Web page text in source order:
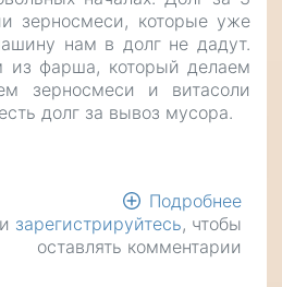
зерносмеси, которые уже
нам в долг не дадут.
из фарша, который делаем
зерносмеси и витасоли
долг за вывоз мусора.
Подробнее
зарегистрируйтесь, чтобы
оставлять комментарии